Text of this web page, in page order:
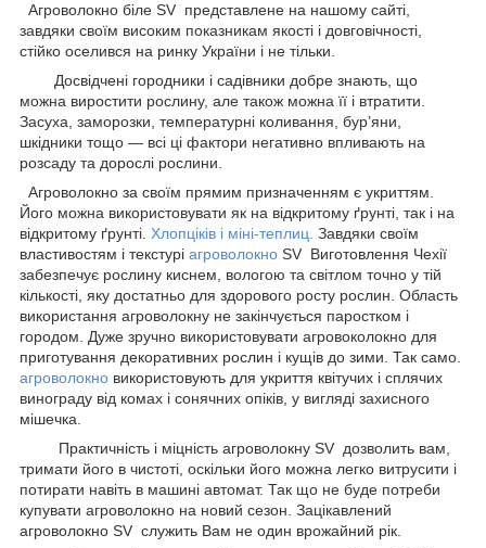
Агроволокно біле SV представлене на нашому сайті,
завдяки своїм високим показникам якості і довговічності,
стійко оселився на ринку України і не тільки.
Досвідчені городники і садівники добре знають, що
можна виростити рослину, але також можна її і втратити.
Засуха, заморозки, температурні коливання, бур’яни,
шкідники тощо — всі ці фактори негативно впливають на
розсаду та дорослі рослини.
Агроволокно за своїм прямим призначенням є укриттям.
Його можна використовувати як на відкритому ґрунті, так і на
відкритому ґрунті. Хлопціків і міні-теплиц. Завдяки своїм
властивостям і текстурі агроволокно SV Виготовлення Чехії
забезпечує рослину киснем, вологою та світлом точно у тій
кількості, яку достатньо для здорового росту рослин. Область
використання агроволокну не закінчується паростком і
городом. Дуже зручно використовувати агровоколокно для
приготування декоративних рослин і кущів до зими. Так само.
агроволокно використовують для укриття квітучих і сплячих
винограду від комах і сонячних опіків, у вигляді захисного
мішечка.
Практичність і міцність агроволокну SV дозволить вам,
тримати його в чистоті, оскільки його можна легко витрусити і
потирати навіть в машині автомат. Так що не буде потреби
купувати агроволокно на новий сезон. Зацікавлений
агроволокно SV служить Вам не один врожайний рік.